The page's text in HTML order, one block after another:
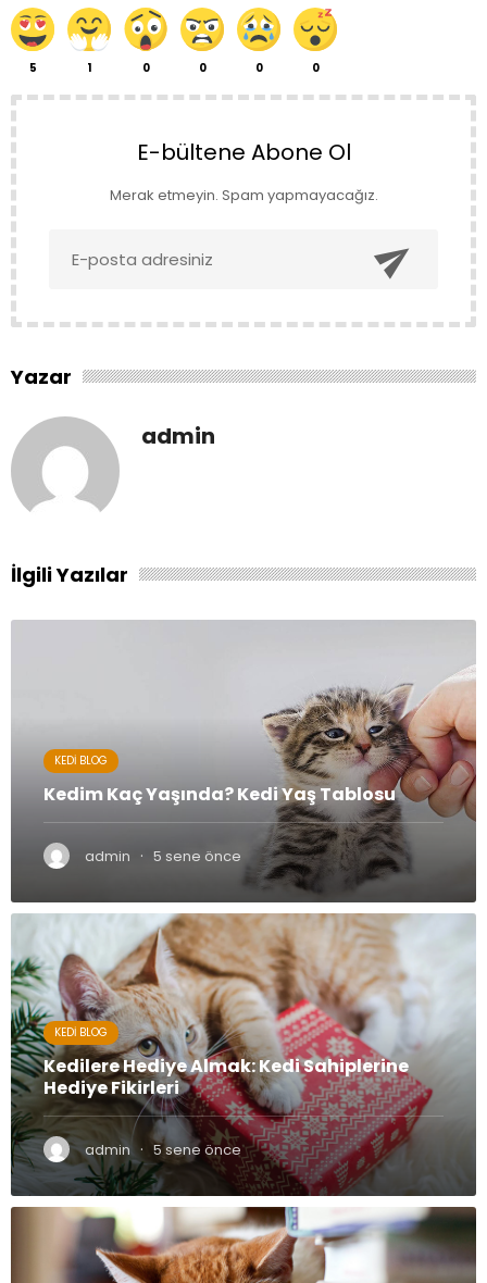
5 1 0 0 0 0
E-bültene Abone Ol
Merak etmeyin. Spam yapmayacağız.

Yazar
admin
İlgili Yazılar
KEDI BLOG
Kedim Kaç Yaşında? Kedi Yaş Tablosu
admin · 5 sene önce
KEDI BLOG
Kedilere Hediye Almak: Kedi Sahiplerine
Hediye Fikirleri
admin · 5 sene önce